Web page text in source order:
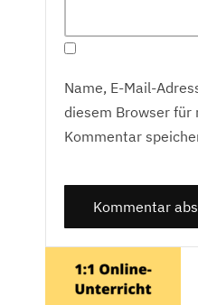
Name, E-Mail-
diesem Browser für
Kommentar